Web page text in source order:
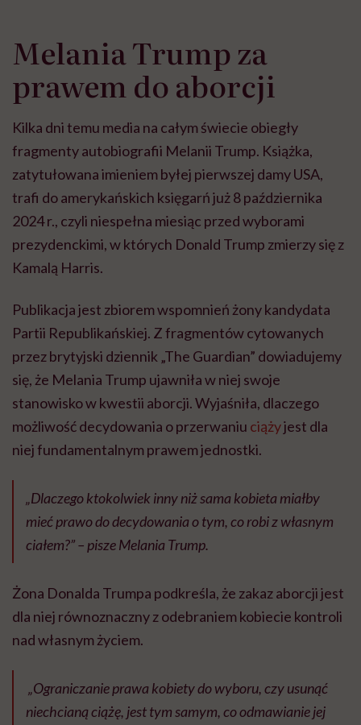
Melania Trump za
prawem do aborcji
Kilka dni temu media na całym świecie obiegły
fragmenty autobiografii Melanii Trump. Książka,
zatytułowana imieniem byłej pierwszej damy USA,
trafi do amerykańskich księgarń już 8 października
2024 r., czyli niespełna miesiąc przed wyborami
prezydenckimi, w których Donald Trump zmierzy się z
Kamalą Harris.
Publikacja jest zbiorem wspomnień żony kandydata
Partii Republikańskiej. Z fragmentów cytowanych
przez brytyjski dziennik „The Guardian” dowiadujemy
się, że Melania Trump ujawniła w niej swoje
stanowisko w kwestii aborcji. Wyjaśniła, dlaczego
możliwość decydowania o przerwaniu ciążyjest dla
niej fundamentalnym prawem jednostki.
„Dlaczego ktokolwiek inny niż sama kobieta miałby
mieć prawo do decydowania o tym, co robi z własnym
ciałem?” – pisze Melania Trump.
Żona Donalda Trumpa podkreśla, że zakaz aborcji jest
dla niej równoznaczny z odebraniem kobiecie kontroli
nad własnym życiem.
„Ograniczanie prawa kobiety do wyboru, czy usunąć
niechcianą ciążę, jest tym samym, co odmawianie jej